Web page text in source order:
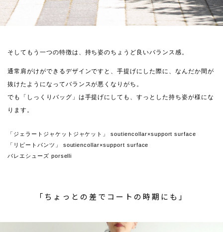
そしてもう一つの特徴は、持ち姿のちょうど良いバランス感。
通常肩がけができるデザインですと、手提げにした際に、なんだか間が
抜けたようになってバランスが悪くなりがち。
でも「しっくりバッグ」は手提げにしても、すっとした持ち姿が様にな
ります。
「ジェラートジャケットジャケット」 soutiencollar×support surface
「リピートパンツ」 soutiencollar×support surface
バレエシューズ porselli
「ちょっとの差でコートの時期にも」